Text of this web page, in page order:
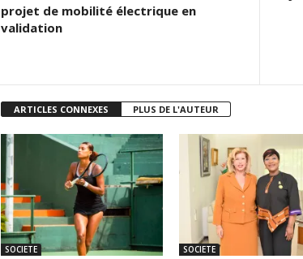
projet de mobilité électrique en
validation
ARTICLES CONNEXES PLUS DE L'AUTEUR
SOCIETE SOCIETE